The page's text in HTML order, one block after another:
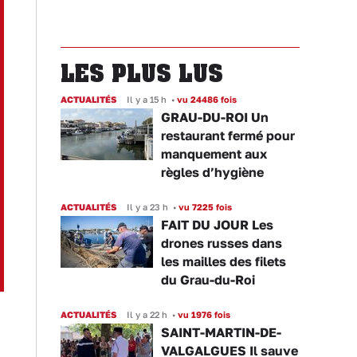
LES PLUS LUS
ACTUALITÉS Il y a 15 h • vu 24486 fois
GRAU-DU-ROI Un
restaurant fermé pour
manquement aux
règles d’hygiène
ACTUALITÉS Il y a 23 h • vu 7225 fois
FAIT DU JOUR Les
drones russes dans
les mailles des filets
du Grau-du-Roi
ACTUALITÉS Il y a 22 h • vu 1976 fois
SAINT-MARTIN-DE-
VALGALGUES Il sauve